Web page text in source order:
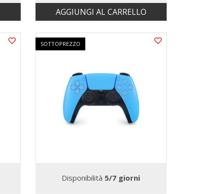
AGGIUNGI AL CARRELLO
SOTTOPREZZO
Disponibilità 5/7 giorni